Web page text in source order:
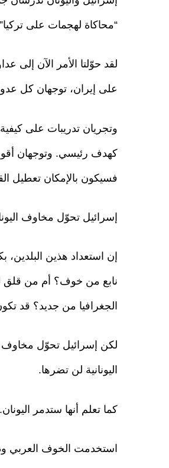
“محاكاة لهجمات على
لقد حوّلتا الأمر الآن إلى
على إيران، توجهان كل
وتجريان تدريبات على
كهدف رئيسي. وتوجهان أقوى
فسيكون بالإمكان تعطيل
إسرائيل تحوّل مخاوف
إن استعداد هذين
نابع من خوف؟ أم من قلق
الجغرافيا من جديد؟ قد
لكن إسرائيل تحوّل مخاوف
اليونانية لن تضرها.
كما تعلم أنها ستدمر
استخدمت الخوف العربي